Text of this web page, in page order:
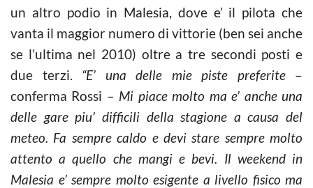
un altro podio in Malesia, dove e’ il pilota che
vanta il maggior numero di vittorie (ben sei anche
se l’ultima nel 2010) oltre a tre secondi posti e
due terzi. “E’ una delle mie piste preferite–
conferma Rossi – Mi piace molto ma e’ anche una
delle gare piu’ difficili della stagione a causa del
meteo. Fa sempre caldo e devi stare sempre molto
attento a quello che mangi e bevi. Il weekend in
Malesia e’ sempre molto esigente a livello fisico ma